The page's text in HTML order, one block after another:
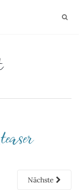
Nächste